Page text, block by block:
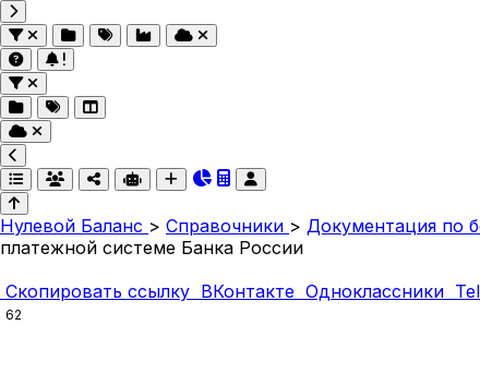
Нулевой Баланс > Справочники > Документация по
платежной системе Банка России
Скопировать ссылку ВКонтакте Одноклассники
62